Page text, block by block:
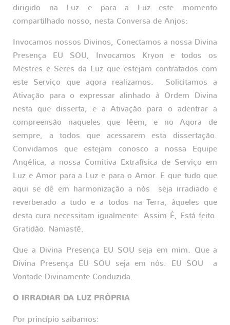
dirigido na Luz e para a Luz este momento
compartilhado nosso, nesta Conversa de Anjos:
Invocamos nossos Divinos, Conectamos a nossa Divina
Presença EU SOU, Invocamos Kryon e todos os
Mestres e Seres da Luz que estejam contratados com
este Serviço que agora realizamos. Solicitamos a
Ativação para o expressar alinhado à Ordem Divina
nesta que disserta; e a Ativação para o adentrar a
compreensão naqueles que lêem, e no Agora de
sempre, a todos que acessarem esta dissertação.
Convidamos que estejam conosco a nossa Equipe
Angélica, a nossa Comitiva Extrafísica de Serviço em
Luz e Amor para a Luz e para o Amor. E que tudo que
aqui se dê em harmonização a nós seja irradiado e
reverberado a tudo e a todos na Terra, àqueles que
desta cura necessitam igualmente. Assim É, Está feito.
Gratidão. Namastê.
Que a Divina Presença EU SOU seja em mim. Que a
Divina Presença EU SOU seja em nós. EU SOU a
Vontade Divinamente Conduzida.
O IRRADIAR DA LUZ PRÓPRIA
Por princípio saibamos: